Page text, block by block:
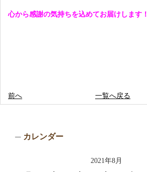
心から感謝の気持ちを込めてお届けします！
前へ 一覧へ戻る
カレンダー
2021年8月